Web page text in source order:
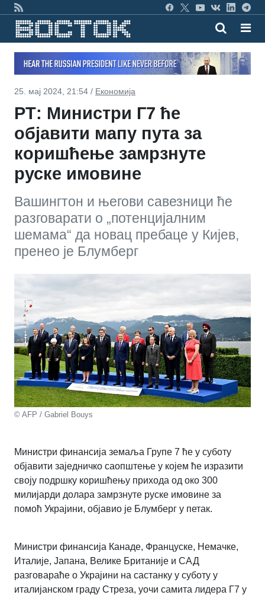
25. мај 2024, 21:54 / Економија
РТ: Министри Г7 ће
објавити мапу пута за
коришћење замрзнуте
руске имовине
Вашингтон и његови савезници ће
разговарати о „потенцијалним
шемама“ да новац пребаце у Кијев,
пренео је Блумберг
© AFP / Gabriel Bouys
Министри финансија земаља Групе 7 ће у суботу
објавити заједничко саопштење у којем ће изразити
своју подршку коришћењу прихода од око 300
милијарди долара замрзнуте руске имовине за
помоћ Украјини, објавио је Блумберг у петак.
Министри финансија Канаде, Француске, Немачке,
Италије, Јапана, Велике Британије и САД
разговараће о Украјини на састанку у суботу у
италијанском граду Стреза, уочи самита лидера Г7 у